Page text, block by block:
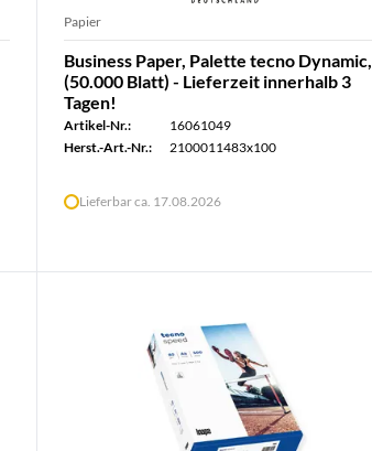
Papier
Business Paper, Palette tecno Dynamic,
(50.000 Blatt) - Lieferzeit innerhalb 3
Tagen!
Artikel-Nr.:
16061049
Herst.-Art.-Nr.:
2100011483x100
Lieferbar ca. 17.08.2026